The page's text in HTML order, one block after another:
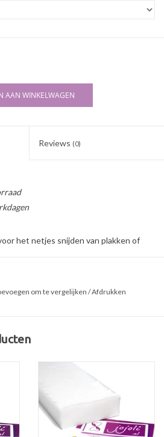
AAN WINKELWAGEN
Reviews (0)
het netjes snijden van plakken of
om te vergelijken /Afdrukken